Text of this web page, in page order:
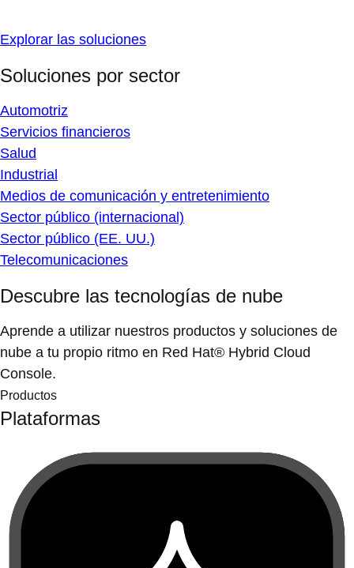
Explorar las soluciones
Soluciones por sector
Automotriz
Servicios financieros
Salud
Industrial
Medios de comunicación y entretenimiento
Sector público (internacional)
Sector público (EE. UU.)
Telecomunicaciones
Descubre las tecnologías de nube
Aprende a utilizar nuestros productos y soluciones de
nube a tu propio ritmo en Red Hat® Hybrid Cloud
Console.
Productos
Plataformas